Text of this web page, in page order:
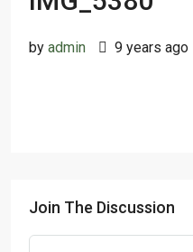
by admin 9 years ago
Join The Discussion